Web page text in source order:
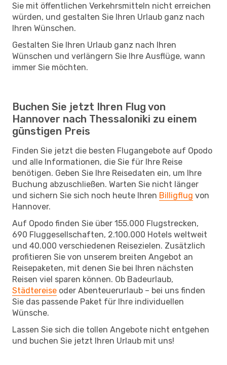
Sie mit öffentlichen Verkehrsmitteln nicht erreichen
würden, und gestalten Sie Ihren Urlaub ganz nach
Ihren Wünschen.
Gestalten Sie Ihren Urlaub ganz nach Ihren
Wünschen und verlängern Sie Ihre Ausflüge, wann
immer Sie möchten.
Buchen Sie jetzt Ihren Flug von
Hannover nach Thessaloniki zu einem
günstigen Preis
Finden Sie jetzt die besten Flugangebote auf Opodo
und alle Informationen, die Sie für Ihre Reise
benötigen. Geben Sie Ihre Reisedaten ein, um Ihre
Buchung abzuschließen. Warten Sie nicht länger
und sichern Sie sich noch heute Ihren Billigflug von
Hannover.
Auf Opodo finden Sie über 155.000 Flugstrecken,
690 Fluggesellschaften, 2.100.000 Hotels weltweit
und 40.000 verschiedenen Reisezielen. Zusätzlich
profitieren Sie von unserem breiten Angebot an
Reisepaketen, mit denen Sie bei Ihren nächsten
Reisen viel sparen können. Ob Badeurlaub,
Städtereise oder Abenteuerurlaub – bei uns finden
Sie das passende Paket für Ihre individuellen
Wünsche.
Lassen Sie sich die tollen Angebote nicht entgehen
und buchen Sie jetzt Ihren Urlaub mit uns!